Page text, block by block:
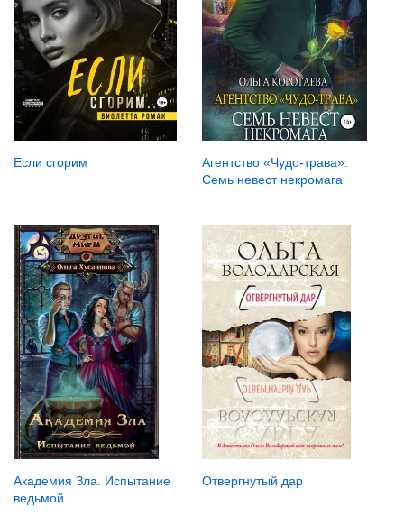
Если сгорим
Агентство «Чудо-трава»:
Семь невест некромага
Академия Зла. Испытание
ведьмой
Отвергнутый дар